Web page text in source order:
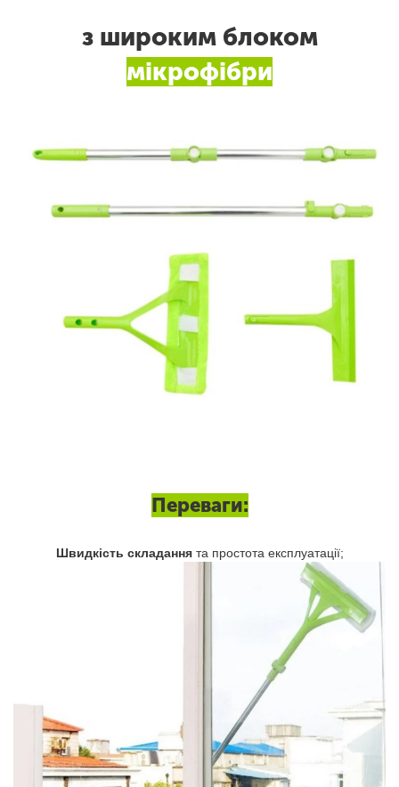
з широким блоком
мікрофібри
Переваги:
Швидкість складаннята простота експлуатації;